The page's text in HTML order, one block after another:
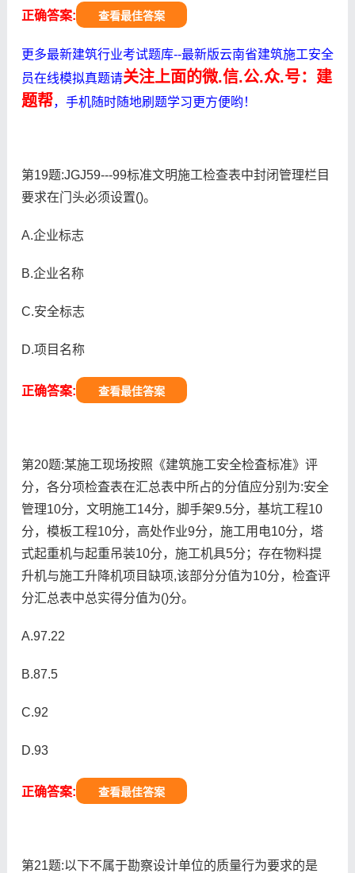
正确答案: 查看最佳答案
更多最新建筑行业考试题库--最新版云南省建筑施工安全
员在线模拟真题请关注上面的微.信.公.众.号：建
题帮，手机随时随地刷题学习更方便哟！
第19题:JGJ59---99标准文明施工检查表中封闭管理栏目
要求在门头必须设置()。
A.企业标志
B.企业名称
C.安全标志
D.项目名称
正确答案: 查看最佳答案
第20题:某施工现场按照《建筑施工安全检査标准》评
分，各分项检査表在汇总表中所占的分值应分别为:安全
管理10分，文明施工14分，脚手架9.5分，基坑工程10
分，模板工程10分，高处作业9分，施工用电10分，塔
式起重机与起重吊装10分，施工机具5分；存在物料提
升机与施工升降机项目缺项,该部分分值为10分，检査评
分汇总表中总实得分值为()分。
A.97.22
B.87.5
C.92
D.93
正确答案: 查看最佳答案
第21题:以下不属于勘察设计单位的质量行为要求的是